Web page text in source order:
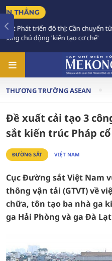
Bế mạc Hội
vào giai
THƯƠNG TRƯỜNG ASEAN
Đề xuất cải tạo 3
sắt kiến trúc Pháp cổ
ĐƯỜNG SẮT VIỆT NAM
Cục Đường sắt Việt Nam
thông vận tải (GTVT) về
chữa, tôn tạo ba nhà ga
ga Hải Phòng và ga Đà